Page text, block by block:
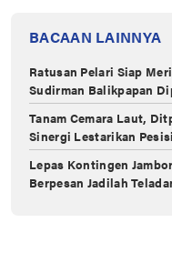
BACAAN LAINNYA
Ratusan Pelari Siap
Sudirman Balikpapan
Tanam Cemara Laut,
Sinergi Lestarikan
Lepas Kontingen
Berpesan Jadilah